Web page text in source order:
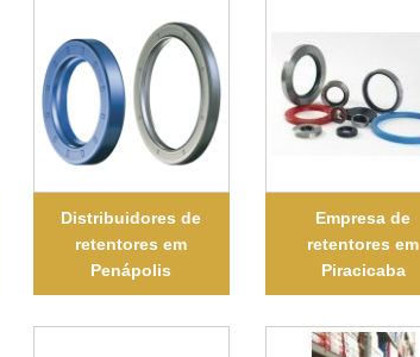
Distribuidores de
retentores em
Penápolis
Empresa de
retentores em
Piracicaba